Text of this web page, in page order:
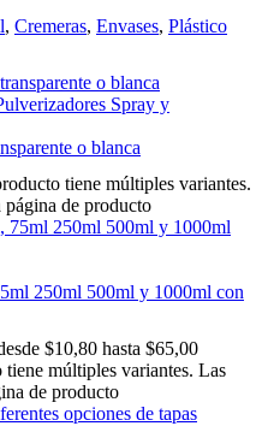
, Cremeras, Envases, Plástico
Spray y
o blanca
tiene múltiples variantes.
página de producto
250ml 500ml y 1000ml con
$10,80 hasta $65,00
tiene múltiples variantes. Las
de producto